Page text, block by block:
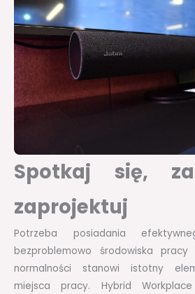
Spotkaj się,
zaprojektuj
Potrzeba posiadania
bezproblemowo środowiska
normalności stanowi istotny
miejsca pracy. Hybrid